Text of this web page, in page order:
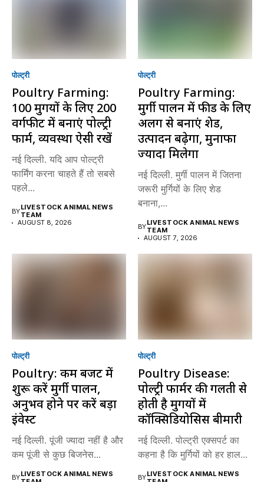
पोल्ट्री
Poultry Farming:
100 मुर्गियों के लिए 200
वर्गफीट में बनाएं पोल्ट्री
फार्म, व्यवस्था ऐसी रखें
नई दिल्ली. यदि आप पोल्ट्री
फार्मिंग करना चाहते हैं तो सबसे
पहले...
BYLIVESTOCK ANIMAL NEWS
TEAM
AUGUST 8, 2026
पोल्ट्री
Poultry Farming:
मुर्गी पालन में फीड के लिए
अलग से बनाएं शेड,
उत्पादन बढ़ेगा, मुनाफा
ज्यादा मिलेगा
नई दिल्ली. मुर्गी पालन में जितना
जरूरी मुर्गियों के लिए शेड
बनाना,...
BYLIVESTOCK ANIMAL NEWS
TEAM
AUGUST 7, 2026
पोल्ट्री
Poultry: कम बजट में
शुरू करें मुर्गी पालन,
अनुभव होने पर करें बड़ा
इंवेस्ट
नई दिल्ली. पूंजी ज्यादा नहीं है और
कम पूंजी से कुछ बिजनेस...
BYLIVESTOCK ANIMAL NEWS
पोल्ट्री
Poultry Disease:
पोल्ट्री फार्मर की गलती से
होती है मुर्गियों में
कॉक्सिडियोसिस बीमारी
नई दिल्ली. पोल्ट्री एक्सपर्ट का
कहना है कि मुर्गियों को हर हाल...
BYLIVESTOCK ANIMAL NEWS